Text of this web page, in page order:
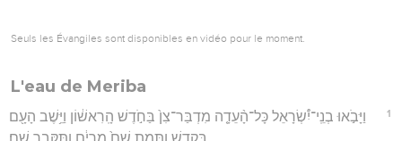
Seuls les Évangiles sont disponibles en vidéo pour le moment.
L'eau de Meriba
1
וַיָּבֹ֣אוּ בְנֵֽי־יִ֠שְׂרָאֵל כָּל־הָ֨עֵדָ֤ה מִדְבַּר־צִן֙ בַּחֹ֣דֶשׁ הָֽרִאשׁ֔וֹן וַיֵּ֥שֶׁב הָעָ֖ם
בְּקָדֵ֑שׁ וַתָּ֤מָת שָׁם֙ מִרְיָ֔ם וַתִּקָּבֵ֖ר שָֽׁם׃